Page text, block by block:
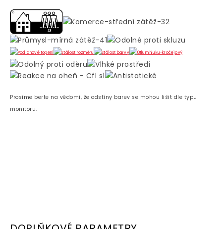
Prosíme berte na vědomí, že odstíny barev se mohou lišit dle typu
monitoru.